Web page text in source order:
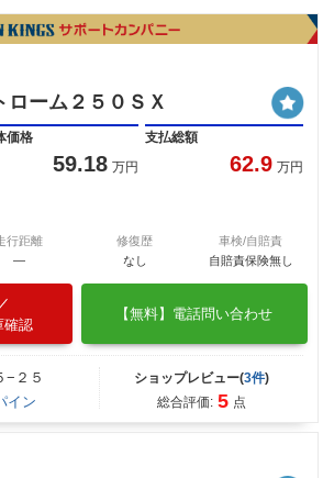
ローム２５０ＳＸ
価格
59.18 万円
支払総額
62.9 万円
行距離
―
修復歴
なし
車検/自賠責
自賠責保険無し
確認
【無料】電話問い合わせ
−２５
イン
ショップレビュー(3件)
総合評価: 5 点